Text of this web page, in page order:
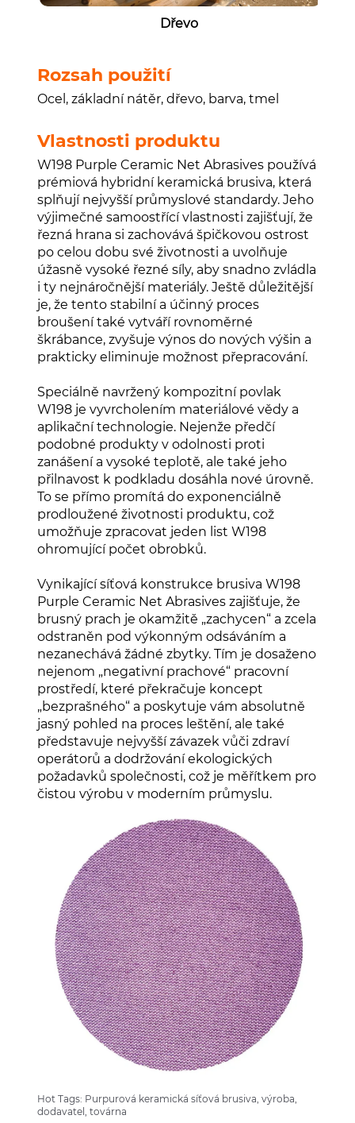
Dřevo
Rozsah použití
Ocel, základní nátěr, dřevo, barva, tmel
Vlastnosti produktu
W198 Purple Ceramic Net Abrasives používá
prémiová hybridní keramická brusiva, která
splňují nejvyšší průmyslové standardy. Jeho
výjimečné samoostřící vlastnosti zajišťují, že
řezná hrana si zachovává špičkovou ostrost
po celou dobu své životnosti a uvolňuje
úžasně vysoké řezné síly, aby snadno zvládla
i ty nejnáročnější materiály. Ještě důležitější
je, že tento stabilní a účinný proces
broušení také vytváří rovnoměrné
škrábance, zvyšuje výnos do nových výšin a
prakticky eliminuje možnost přepracování.
Speciálně navržený kompozitní povlak
W198 je vyvrcholením materiálové vědy a
aplikační technologie. Nejenže předčí
podobné produkty v odolnosti proti
zanášení a vysoké teplotě, ale také jeho
přilnavost k podkladu dosáhla nové úrovně.
To se přímo promítá do exponenciálně
prodloužené životnosti produktu, což
umožňuje zpracovat jeden list W198
ohromující počet obrobků.
Vynikající síťová konstrukce brusiva W198
Purple Ceramic Net Abrasives zajišťuje, že
brusný prach je okamžitě „zachycen“ a zcela
odstraněn pod výkonným odsáváním a
nezanechává žádné zbytky. Tím je dosaženo
nejenom „negativní prachové“ pracovní
prostředí, které překračuje koncept
„bezprašného“ a poskytuje vám absolutně
jasný pohled na proces leštění, ale také
představuje nejvyšší závazek vůči zdraví
operátorů a dodržování ekologických
požadavků společnosti, což je měřítkem pro
čistou výrobu v moderním průmyslu.
Hot Tags: Purpurová keramická síťová brusiva, výroba,
dodavatel, továrna